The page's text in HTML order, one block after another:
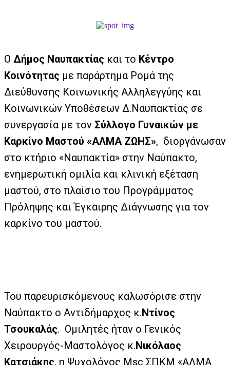
Ο Δήμος Ναυπακτίας και το Κέντρο
Κοινότητας με παράρτημα Ρομά της
Διεύθυνσης Κοινωνικής Αλληλεγγύης και
Κοινωνικών Υποθέσεων Δ.Ναυπακτίας σε
συνεργασία με τον Σύλλογο Γυναικών με
Καρκίνο Μαστού «ΑΛΜΑ ΖΩΗΣ», διοργάνωσαν
στο κτήριο «Ναυπακτία» στην Ναύπακτο,
ενημερωτική ομιλία και κλινική εξέταση
μαστού, στο πλαίσιο του Προγράμματος
Πρόληψης και Έγκαιρης Διάγνωσης για τον
καρκίνο του μαστού.
Του παρευρισκόμενους καλωσόρισε στην
Ναύπακτο ο Αντιδήμαρχος κ.Ντίνος
Τσουκαλάς. Ομιλητές ήταν ο Γενικός
Χειρουργός-Μαστολόγος κ.Νικόλαος
Κατσιάκης, η Ψυχολόγος Msc ΣΠΚΜ «ΑΛΜΑ